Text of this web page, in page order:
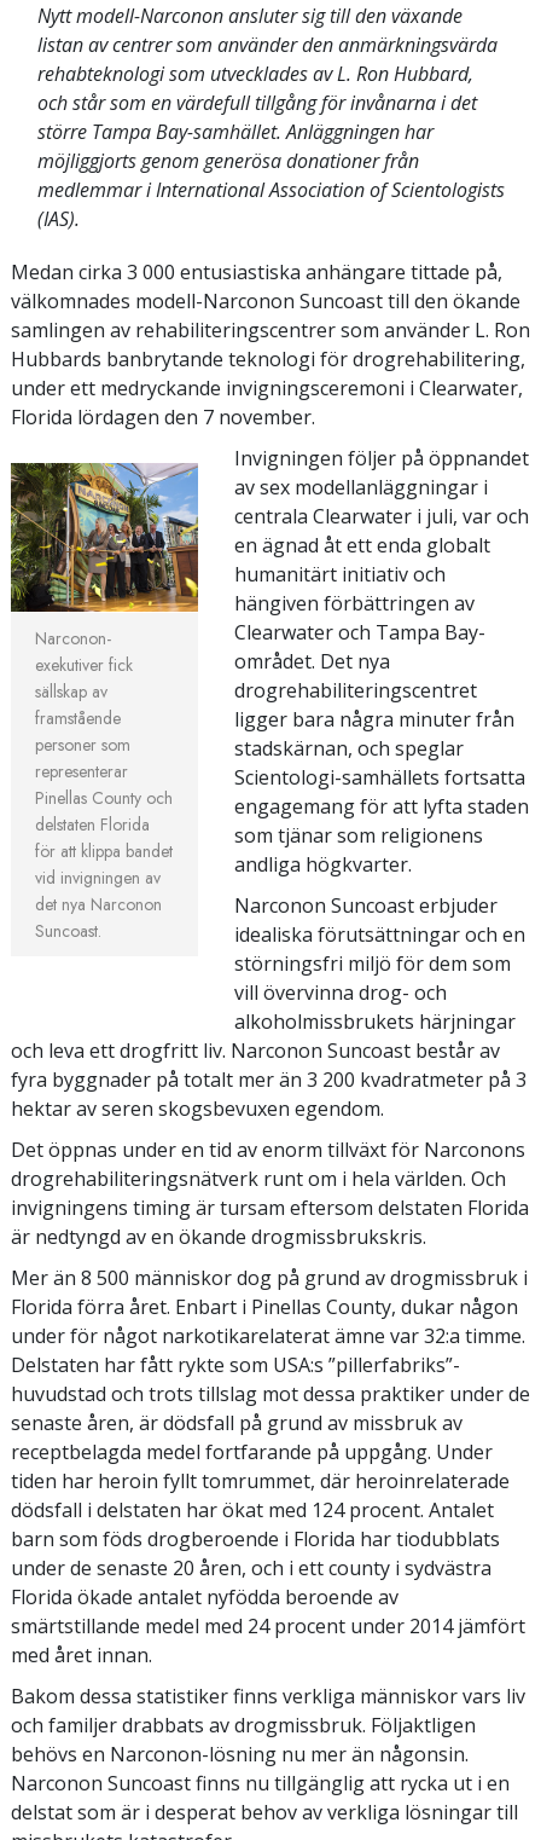
Nytt modell-Narconon ansluter sig till den växande
listan av centrer som använder den anmärkningsvärda
rehabteknologi som utvecklades av L. Ron Hubbard,
och står som en värdefull tillgång för invånarna i det
större Tampa Bay-samhället. Anläggningen har
möjliggjorts genom generösa donationer från
medlemmar i International Association of Scientologists
(IAS).
Medan cirka 3 000 entusiastiska anhängare tittade på,
välkomnades modell-Narconon Suncoast till den ökande
samlingen av rehabiliteringscentrer som använder L. Ron
Hubbards banbrytande teknologi för drogrehabilitering,
under ett medryckande invigningsceremoni i Clearwater,
Florida lördagen den 7 november.
Narconon-
exekutiver fick
sällskap av
framstående
personer som
representerar
Pinellas County och
delstaten Florida
för att klippa bandet
vid invigningen av
det nya Narconon
Suncoast.
Invigningen följer på öppnandet
av sex modellanläggningar i
centrala Clearwater i juli, var och
en ägnad åt ett enda globalt
humanitärt initiativ och
hängiven förbättringen av
Clearwater och Tampa Bay-
området. Det nya
drogrehabiliteringscentret
ligger bara några minuter från
stadskärnan, och speglar
Scientologi-samhällets fortsatta
engagemang för att lyfta staden
som tjänar som religionens
andliga högkvarter.
Narconon Suncoast erbjuder
idealiska förutsättningar och en
störningsfri miljö för dem som
vill övervinna drog- och
alkoholmissbrukets härjningar
och leva ett drogfritt liv. Narconon Suncoast består av
fyra byggnader på totalt mer än 3 200 kvadratmeter på 3
hektar av seren skogsbevuxen egendom.
Det öppnas under en tid av enorm tillväxt för Narconons
drogrehabiliteringsnätverk runt om i hela världen. Och
invigningens timing är tursam eftersom delstaten Florida
är nedtyngd av en ökande drogmissbrukskris.
Mer än 8 500 människor dog på grund av drogmissbruk i
Florida förra året. Enbart i Pinellas County, dukar någon
under för något narkotikarelaterat ämne var 32:a timme.
Delstaten har fått rykte som USA:s ”pillerfabriks”-
huvudstad och trots tillslag mot dessa praktiker under de
senaste åren, är dödsfall på grund av missbruk av
receptbelagda medel fortfarande på uppgång. Under
tiden har heroin fyllt tomrummet, där heroinrelaterade
dödsfall i delstaten har ökat med 124 procent. Antalet
barn som föds drogberoende i Florida har tiodubblats
under de senaste 20 åren, och i ett county i sydvästra
Florida ökade antalet nyfödda beroende av
smärtstillande medel med 24 procent under 2014 jämfört
med året innan.
Bakom dessa statistiker finns verkliga människor vars liv
och familjer drabbats av drogmissbruk. Följaktligen
behövs en Narconon-lösning nu mer än någonsin.
Narconon Suncoast finns nu tillgänglig att rycka ut i en
delstat som är i desperat behov av verkliga lösningar till